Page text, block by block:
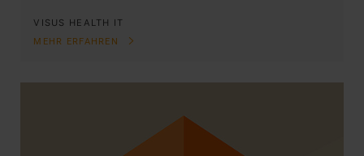
VISUS HEALTH IT
MEHR ERFAHREN